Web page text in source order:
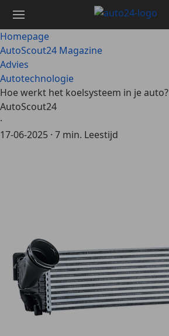
naar
hoofdinhoud
Homepage
AutoScout24 Magazine
Advies
Autotechnologie
Hoe werkt het koelsysteem in je auto?
AutoScout24
·
17-06-2025 · 7 min. Leestijd